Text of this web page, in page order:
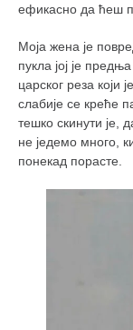
кобудо
нунчаку
бо
тонфа
саи
тимбеи
тсунами дојо
снимци
ефикасно да ћеш
Моја жена је
пукла јој је
царског реза који
слабије се креће
тешко скинути је,
не једемо много,
понекад порасте.